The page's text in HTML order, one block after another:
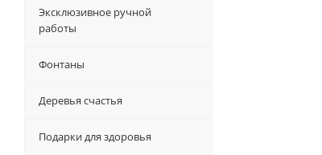
Эксклюзивное ручной
работы
Фонтаны
Деревья счастья
Подарки для здоровья